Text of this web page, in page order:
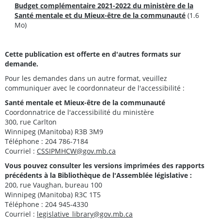
Budget complémentaire 2021-2022 du ministère de la
Santé mentale et du Mieux-être de la communauté (1.6
Mo)
Cette publication est offerte en d'autres formats sur
demande.
Pour les demandes dans un autre format, veuillez
communiquer avec le coordonnateur de l'accessibilité :
Santé mentale et Mieux-être de la communauté
Coordonnatrice de l'accessibilité du ministère
300, rue Carlton
Winnipeg (Manitoba) R3B 3M9
Téléphone : 204 786-7184
Courriel : CSSIPMHCW@gov.mb.ca
Vous pouvez consulter les versions imprimées des rapports
précédents à la Bibliothèque de l'Assemblée législative :
200, rue Vaughan, bureau 100
Winnipeg (Manitoba) R3C 1T5
Téléphone : 204 945-4330
Courriel : legislative_library@gov.mb.ca